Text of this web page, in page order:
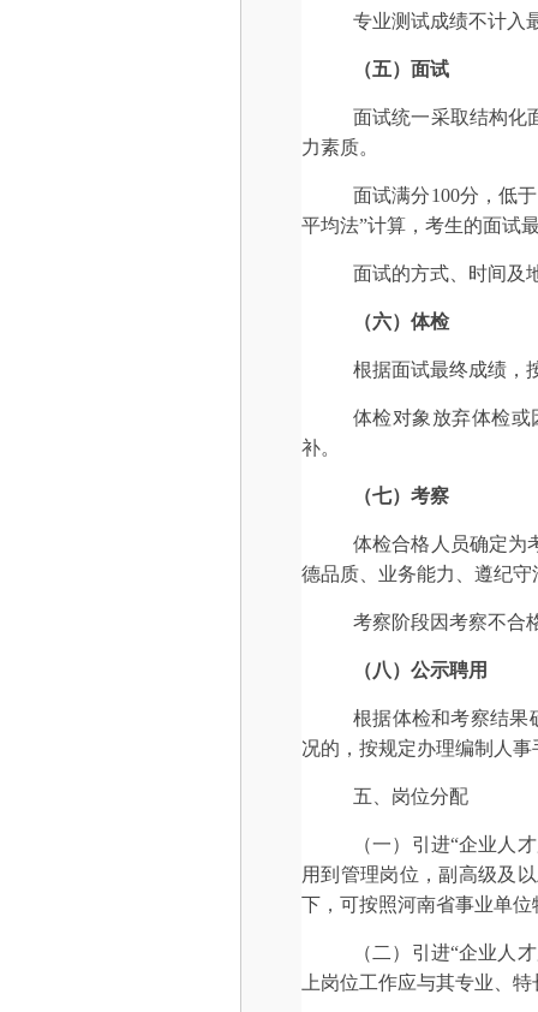
专业测试成绩不计入
（五） 面试
面试统一采取结构化
力素质。
面试满分100分，低
平均法”计算，考生的面试
面试的方式、时间及
（六）体检
根据面试最终成绩，
体检对象放弃体检
补。
（七）考察
体检合格人员确定为
德品质、业务能力、遵纪
考察阶段因考察不合
（八 ）公示聘用
根据体检和考察结果
况的，按规定办理编制人事
五、岗位分配
（一）引进“企业人
用到管理岗位，副高级及
下，可按照河南省事业单
（二）引进“企业人
上岗位工作应与其专业、